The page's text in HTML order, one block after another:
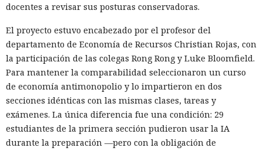
docentes a revisar sus posturas conservadoras.
El proyecto estuvo encabezado por el profesor del
departamento de Economía de Recursos Christian Rojas, con
la participación de las colegas Rong Rong y Luke Bloomfield.
Para mantener la comparabilidad seleccionaron un curso
de economía antimonopolio y lo impartieron en dos
secciones idénticas con las mismas clases, tareas y
exámenes. La única diferencia fue una condición: 29
estudiantes de la primera sección pudieron usar la IA
durante la preparación —pero con la obligación de